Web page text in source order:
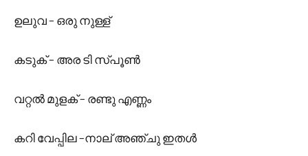
ഉലുവ – ഒരു നുള്ള്
കടുക് – അര ടി സ്പൂണ്‍
വറ്റല്‍ മുളക് – രണ്ടു എണ്ണം
കറി വേപ്പില –നാല് അഞ്ചു ഇതള്‍